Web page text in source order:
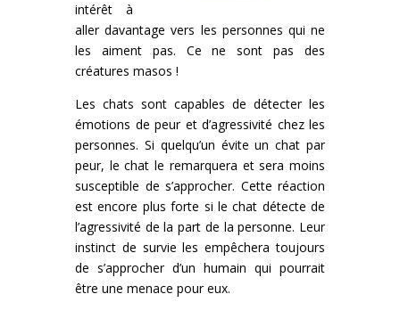
intérêt à
aller davantage vers les personnes qui ne
les aiment pas. Ce ne sont pas des
créatures masos !
Les chats sont capables de détecter les
émotions de peur et d’agressivité chez les
personnes. Si quelqu’un évite un chat par
peur, le chat le remarquera et sera moins
susceptible de s’approcher. Cette réaction
est encore plus forte si le chat détecte de
l’agressivité de la part de la personne. Leur
instinct de survie les empêchera toujours
de s’approcher d’un humain qui pourrait
être une menace pour eux.